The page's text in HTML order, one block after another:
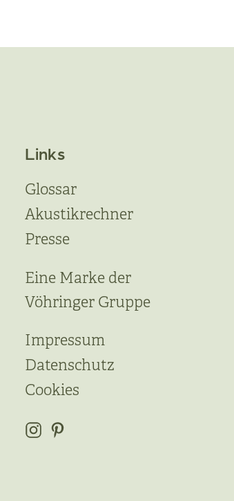
Links
Glossar
Akustikrechner
Presse
Eine Marke der
Vöhringer Gruppe
Impressum
Datenschutz
Cookies